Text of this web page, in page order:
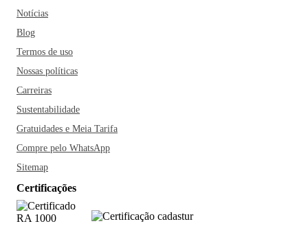
Notícias
Blog
Termos de uso
Nossas políticas
Carreiras
Sustentabilidade
Gratuidades e Meia Tarifa
Compre pelo WhatsApp
Sitemap
Certificações